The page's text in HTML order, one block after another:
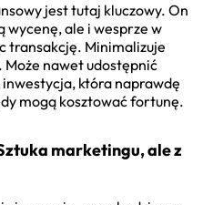
jest tutaj kluczowy. On
wycenę, ale i wesprze w
transakcję. Minimalizuje
Może nawet udostępnić
która naprawdę
mogą kosztować fortunę.
marketingu, ale z